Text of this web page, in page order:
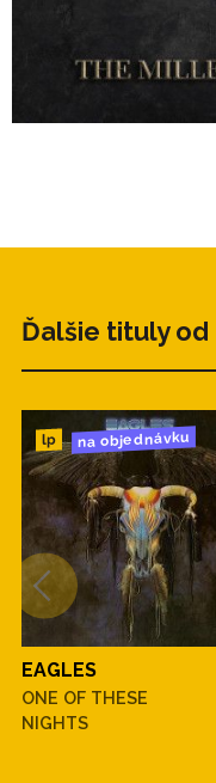
Ďalšie tituly od
lp na objednávku
EAGLES
ONE OF THESE
NIGHTS